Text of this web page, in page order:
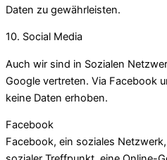
Daten zu gewährleisten.
10. Social Media
Auch wir sind in Sozialen
Google vertreten. Via Facebook
keine Daten erhoben.
Facebook
Facebook, ein soziales